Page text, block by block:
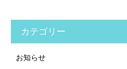
カテゴリー
お知らせ